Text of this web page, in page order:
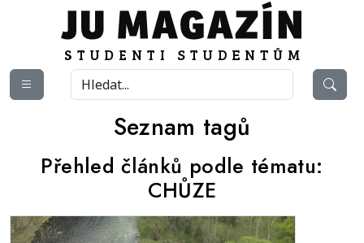
Seznam tagů
Přehled článků podle tématu:
CHŮZE